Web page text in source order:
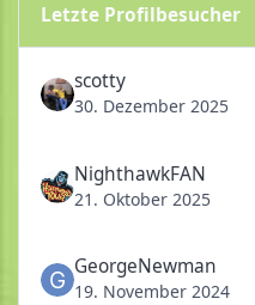
Letzte Profilbesucher
scotty
30. Dezember 2025
NighthawkFAN
21. Oktober 2025
GeorgeNewman
19. November 2024